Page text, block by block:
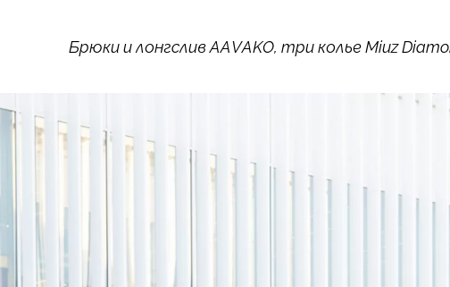
Брюки и лонгслив AAVAKO, три колье Miuz